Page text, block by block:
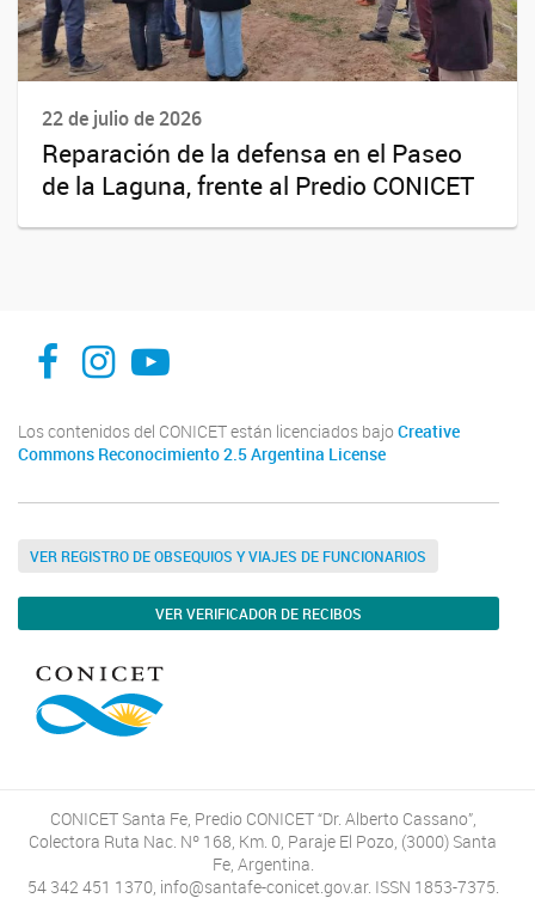
22 de julio de 2026
Reparación de la defensa en el Paseo
de la Laguna, frente al Predio CONICET
facebook
instagram
Youtube
Los contenidos del CONICET están licenciados bajo Creative
Commons Reconocimiento 2.5 Argentina License
VER REGISTRO DE OBSEQUIOS Y VIAJES DE FUNCIONARIOS
VER VERIFICADOR DE RECIBOS
CONICET Santa Fe, Predio CONICET “Dr. Alberto Cassano”,
Colectora Ruta Nac. Nº 168, Km. 0, Paraje El Pozo, (3000) Santa
Fe, Argentina.
54 342 451 1370, info@santafe-conicet.gov.ar. ISSN 1853-7375.